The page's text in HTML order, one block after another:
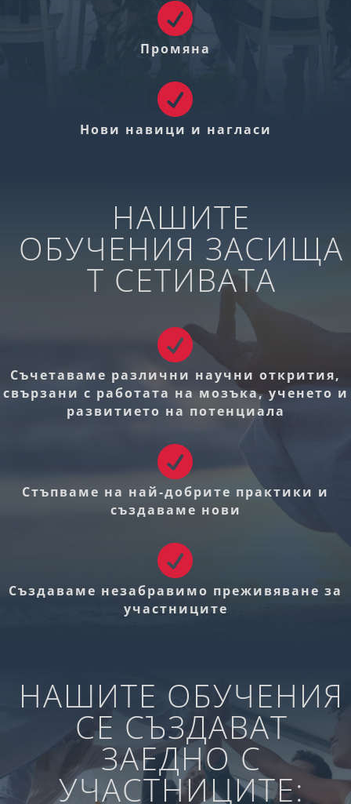

Промяна

Нови навици и нагласи
НАШИТЕ
ОБУЧЕНИЯ ЗАСИЩА
Т СЕТИВАТА

Съчетаваме различни научни открития,
свързани с работата на мозъка, ученето и
развитието на потенциала

Стъпваме на най-добрите практики и
създаваме нови

Създаваме незабравимо преживяване за
участниците
НАШИТЕ ОБУЧЕНИЯ
СЕ СЪЗДАВАТ
ЗАЕДНО С
УЧАСТНИЦИТЕ: